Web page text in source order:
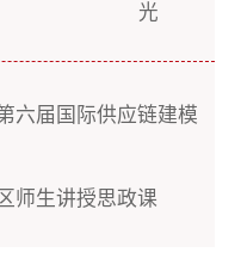
光
六届国际供应链建模
师生讲授思政课